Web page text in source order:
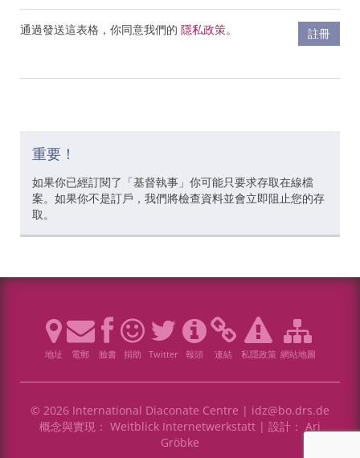
通過發送這表格，你同意我們的 隱私政策。
重要！
如果你已經訂閱了「基督執事」你可能只要求存取在線檔
案。如果你不是訂戶，我們將檢查資料並會立即阻止您的存
取。
地址 電郵 臉書 捐助 Twitter 報頭 連結 私隱政策 網站地圖
© 2026 International Diaconate Centre | idz@bo.drs.de
概念與實現： Weitblick Internetwerkstatt | 設計： Ari
Gröbke